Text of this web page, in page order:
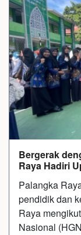
Bergerak
Raya Hadiri
Palangka
pendidik dan
Raya
Nasional